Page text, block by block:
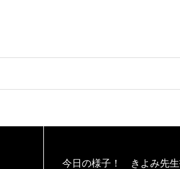
今日の様子！ きよみ先